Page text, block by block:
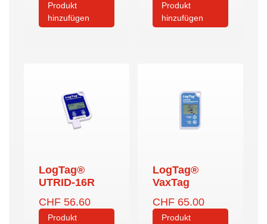
Produkt
hinzufügen
Produkt
hinzufügen
LogTag®
UTRID-16R
CHF 56.60
Produkt
LogTag®
VaxTag
CHF 65.00
Produkt